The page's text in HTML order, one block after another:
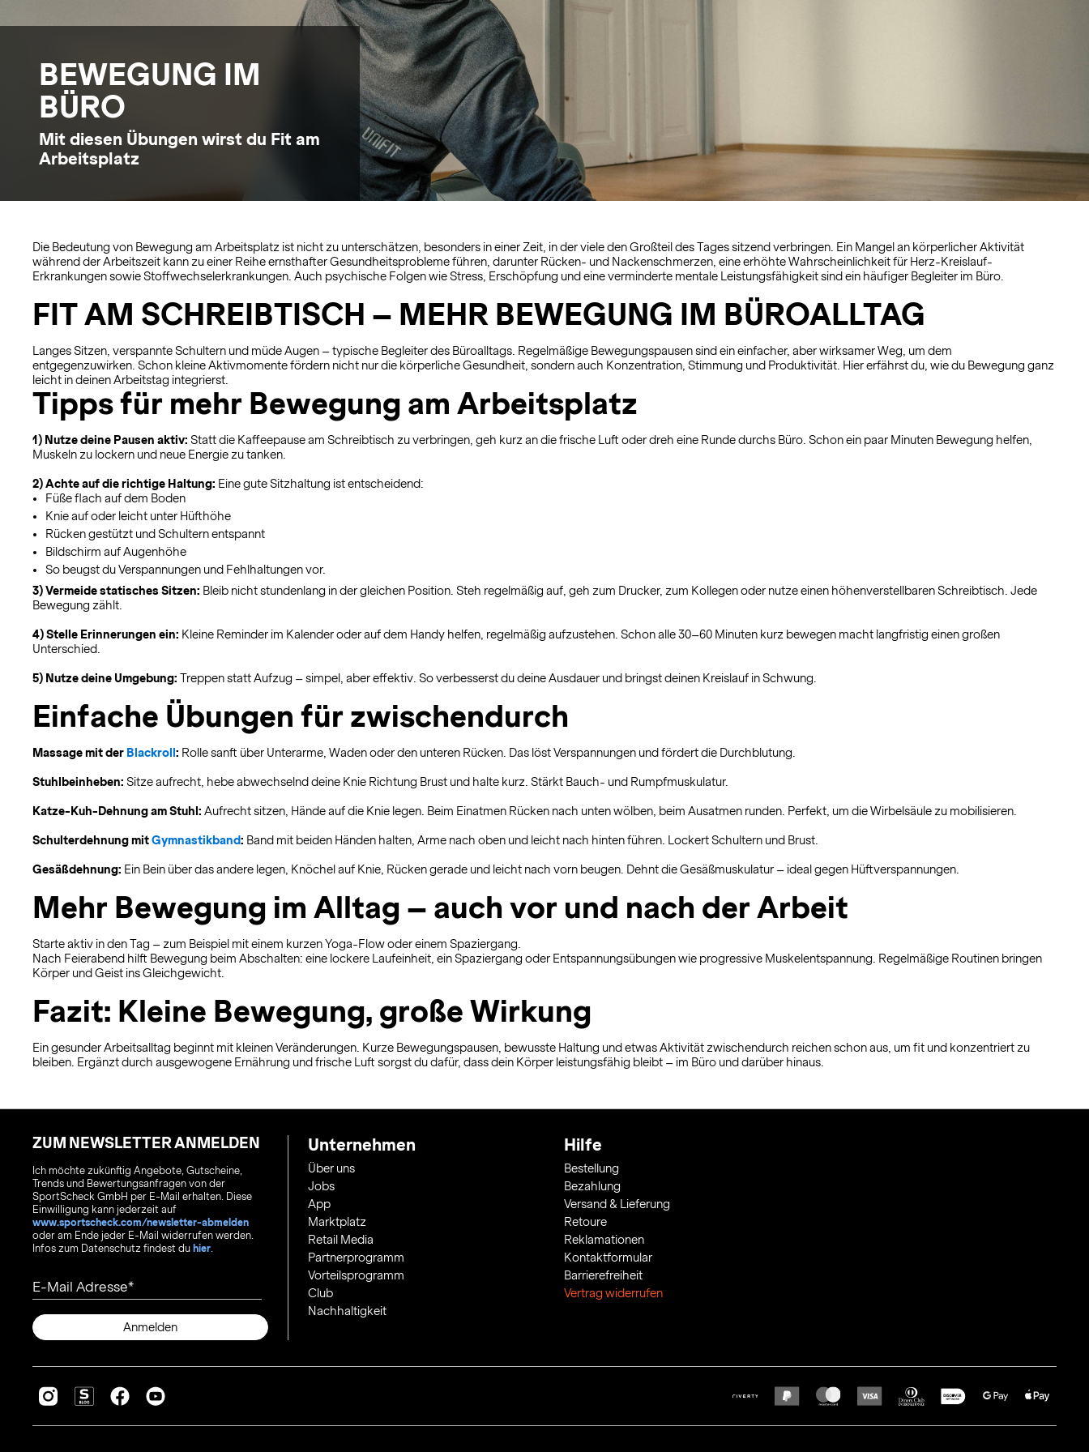
BEWEGUNG IM
BÜRO
Mit diesen Übungen wirst du Fit am
Arbeitsplatz
Die Bedeutung von Bewegung am Arbeitsplatz ist nicht zu unterschätzen, besonders in einer Zeit, in der viele den Großteil des Tages sitzend verbringen. Ein Mangel an körperlicher Aktivität
während der Arbeitszeit kann zu einer Reihe ernsthafter Gesundheitsprobleme führen, darunter Rücken- und Nackenschmerzen, eine erhöhte Wahrscheinlichkeit für Herz-Kreislauf-
Erkrankungen sowie Stoffwechselerkrankungen. Auch psychische Folgen wie Stress, Erschöpfung und eine verminderte mentale Leistungsfähigkeit sind ein häufiger Begleiter im Büro.
FIT AM SCHREIBTISCH – MEHR BEWEGUNG IM BÜROALLTAG
Langes Sitzen, verspannte Schultern und müde Augen – typische Begleiter des Büroalltags. Regelmäßige Bewegungspausen sind ein einfacher, aber wirksamer Weg, um dem
entgegenzuwirken. Schon kleine Aktivmomente fördern nicht nur die körperliche Gesundheit, sondern auch Konzentration, Stimmung und Produktivität. Hier erfährst du, wie du Bewegung ganz
leicht in deinen Arbeitstag integrierst.
Tipps für mehr Bewegung am Arbeitsplatz
1) Nutze deine Pausen aktiv: Statt die Kaffeepause am Schreibtisch zu verbringen, geh kurz an die frische Luft oder dreh eine Runde durchs Büro. Schon ein paar Minuten Bewegung helfen,
Muskeln zu lockern und neue Energie zu tanken.
2) Achte auf die richtige Haltung: Eine gute Sitzhaltung ist entscheidend:
Füße flach auf dem Boden
Knie auf oder leicht unter Hüfthöhe
Rücken gestützt und Schultern entspannt
Bildschirm auf Augenhöhe
So beugst du Verspannungen und Fehlhaltungen vor.
3) Vermeide statisches Sitzen: Bleib nicht stundenlang in der gleichen Position. Steh regelmäßig auf, geh zum Drucker, zum Kollegen oder nutze einen höhenverstellbaren Schreibtisch. Jede
Bewegung zählt.
4) Stelle Erinnerungen ein: Kleine Reminder im Kalender oder auf dem Handy helfen, regelmäßig aufzustehen. Schon alle 30–60 Minuten kurz bewegen macht langfristig einen großen
Unterschied.
5) Nutze deine Umgebung: Treppen statt Aufzug – simpel, aber effektiv. So verbesserst du deine Ausdauer und bringst deinen Kreislauf in Schwung.
Einfache Übungen für zwischendurch
Massage mit der Blackroll : Rolle sanft über Unterarme, Waden oder den unteren Rücken. Das löst Verspannungen und fördert die Durchblutung.
Stuhlbeinheben: Sitze aufrecht, hebe abwechselnd deine Knie Richtung Brust und halte kurz. Stärkt Bauch- und Rumpfmuskulatur.
Katze-Kuh-Dehnung am Stuhl: Aufrecht sitzen, Hände auf die Knie legen. Beim Einatmen Rücken nach unten wölben, beim Ausatmen runden. Perfekt, um die Wirbelsäule zu mobilisieren.
Schulterdehnung mitGymnastikband: Band mit beiden Händen halten, Arme nach oben und leicht nach hinten führen. Lockert Schultern und Brust.
Gesäßdehnung: Ein Bein über das andere legen, Knöchel auf Knie, Rücken gerade und leicht nach vorn beugen. Dehnt die Gesäßmuskulatur – ideal gegen Hüftverspannungen.
Mehr Bewegung im Alltag – auch vor und nach der Arbeit
Starte aktiv in den Tag – zum Beispiel mit einem kurzen Yoga-Flow oder einem Spaziergang.
Nach Feierabend hilft Bewegung beim Abschalten: eine lockere Laufeinheit, ein Spaziergang oder Entspannungsübungen wie progressive Muskelentspannung. Regelmäßige Routinen bringen
Körper und Geist ins Gleichgewicht.
Fazit: Kleine Bewegung, große Wirkung
Ein gesunder Arbeitsalltag beginnt mit kleinen Veränderungen. Kurze Bewegungspausen, bewusste Haltung und etwas Aktivität zwischendurch reichen schon aus, um fit und konzentriert zu
bleiben. Ergänzt durch ausgewogene Ernährung und frische Luft sorgst du dafür, dass dein Körper leistungsfähig bleibt – im Büro und darüber hinaus.
ZUM NEWSLETTER ANMELDEN
Ich möchte zukünftig Angebote, Gutscheine,
Trends und Bewertungsanfragen von der
SportScheck GmbH per E-Mail erhalten. Diese
Einwilligung kann jederzeit auf
www.sportscheck.com/newsletter-abmelden
oder am Ende jeder E-Mail widerrufen werden.
Infos zum Datenschutz findest du hier.
E-Mail Adresse
Anmelden
Unternehmen
Über uns
Jobs
App
Marktplatz
Retail Media
Partnerprogramm
Vorteilsprogramm
Club
Nachhaltigkeit
Hilfe
Bestellung
Bezahlung
Versand & Lieferung
Retoure
Reklamationen
Kontaktformular
Barrierefreiheit
Vertrag widerrufen